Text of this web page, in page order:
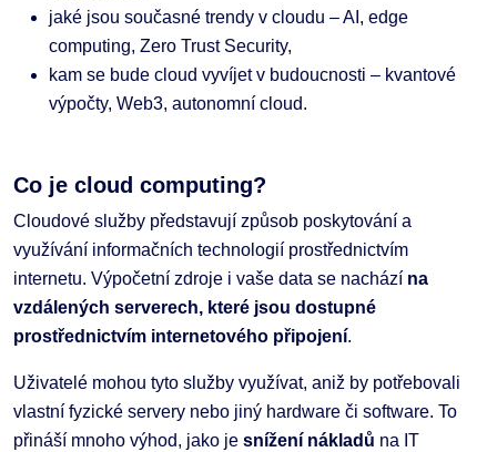
jaké jsou současné trendy v cloudu – AI, edge
computing, Zero Trust Security,
kam se bude cloud vyvíjet v budoucnosti – kvantové
výpočty, Web3, autonomní cloud.
Co je cloud computing?
Cloudové služby představují způsob poskytování a
využívání informačních technologií prostřednictvím
internetu. Výpočetní zdroje i vaše data se nachází na
vzdálených serverech, které jsou dostupné
prostřednictvím internetového připojení.
Uživatelé mohou tyto služby využívat, aniž by potřebovali
vlastní fyzické servery nebo jiný hardware či software. To
přináší mnoho výhod, jako je snížení nákladů na IT